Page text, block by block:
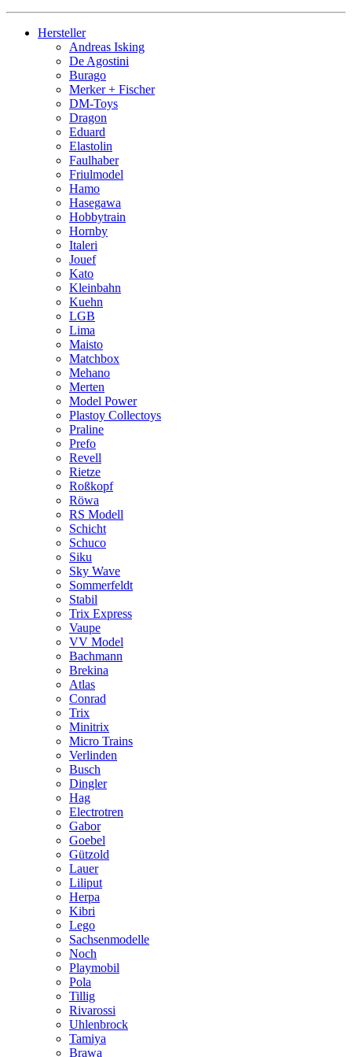
Hersteller
Andreas Isking
De Agostini
Burago
Merker + Fischer
DM-Toys
Dragon
Eduard
Elastolin
Faulhaber
Friulmodel
Hamo
Hasegawa
Hobbytrain
Hornby
Italeri
Jouef
Kato
Kleinbahn
Kuehn
LGB
Lima
Maisto
Matchbox
Mehano
Merten
Model Power
Plastoy Collectoys
Praline
Prefo
Revell
Rietze
Roßkopf
Röwa
RS Modell
Schicht
Schuco
Siku
Sky Wave
Sommerfeldt
Stabil
Trix Express
Vaupe
VV Model
Bachmann
Brekina
Atlas
Conrad
Trix
Minitrix
Micro Trains
Verlinden
Busch
Dingler
Hag
Electrotren
Gabor
Goebel
Gützold
Lauer
Liliput
Herpa
Kibri
Lego
Sachsenmodelle
Noch
Playmobil
Pola
Tillig
Rivarossi
Uhlenbrock
Tamiya
Brawa